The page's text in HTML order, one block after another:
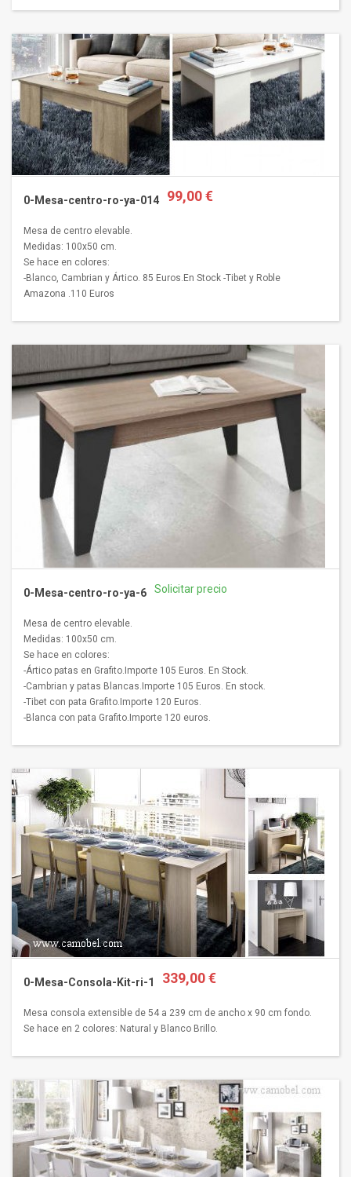
0-Mesa-centro-ro-ya-014 99,00 €
Mesa de centro elevable.
Medidas: 100x50 cm.
Se hace en colores:
-Blanco, Cambrian y Ártico. 85 Euros.En Stock -Tibet y Roble
Amazona .110 Euros
0-Mesa-centro-ro-ya-6 Solicitar precio
Mesa de centro elevable.
Medidas: 100x50 cm.
Se hace en colores:
-Ártico patas en Grafito.Importe 105 Euros. En Stock.
-Cambrian y patas Blancas.Importe 105 Euros. En stock.
-Tibet con pata Grafito.Importe 120 Euros.
-Blanca con pata Grafito.Importe 120 euros.
0-Mesa-Consola-Kit-ri-1 339,00 €
Mesa consola extensible de 54 a 239 cm de ancho x 90 cm fondo.
Se hace en 2 colores: Natural y Blanco Brillo.